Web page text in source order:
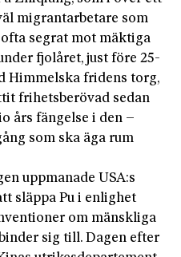
migrantarbetare som
segrat mot mäktiga
fjolåret, just före 25-
Himmelska fridens torg,
frihetsberövad sedan
års fängelse i den –
som ska äga rum
uppmanade USA:s
släppa Pu i enlighet
om mänskliga
sig till. Dagen efter